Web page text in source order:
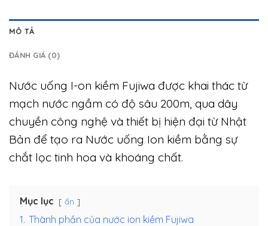
MÔ TẢ
ĐÁNH GIÁ (0)
Nước uống I-on kiềm Fujiwa được khai thác từ
mạch nước ngầm có độ sâu 200m, qua dây
chuyền công nghệ và thiết bị hiện đại từ Nhật
Bản để tạo ra Nước uống Ion kiềm bằng sự
chắt lọc tinh hoa và khoáng chất.
Mục lục ẩn
1. Thành phần của nước ion kiềm Fujiwa